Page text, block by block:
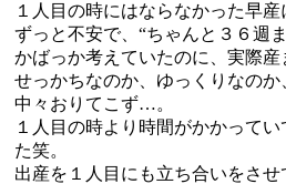
１人目の時にはならなかった早産
ずっと不安で、“ちゃんと３６週
かばっか考えていたのに、実際
せっかちなのか、ゆっくりなの
中々おりてこず…。
１人目の時より時間がかかって
た笑。
出産を１人目にも立ち合いをさ